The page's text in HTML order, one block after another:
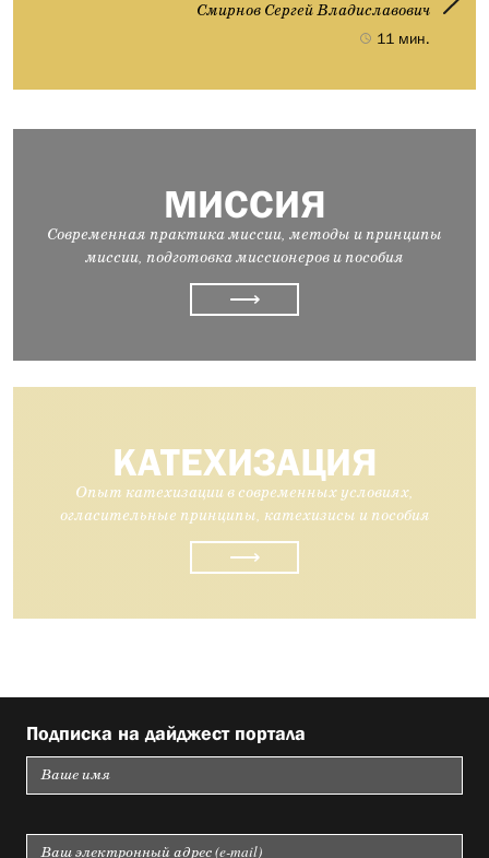
Смирнов Сергей Владиславович
11 мин.
МИССИЯ
Современная практика миссии, методы и принципы
миссии, подготовка миссионеров и пособия
⟶
КАТЕХИЗАЦИЯ
Опыт катехизации в современных условиях,
огласительные принципы, катехизисы и пособия
⟶
Подписка на дайджест портала